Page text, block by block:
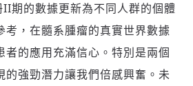
期的數據更新為不同人群的個體
考，在髓系腫瘤的真實世界數據
者的應用充滿信心。特別是兩個
的強勁潛力讓我們倍感興奮。未